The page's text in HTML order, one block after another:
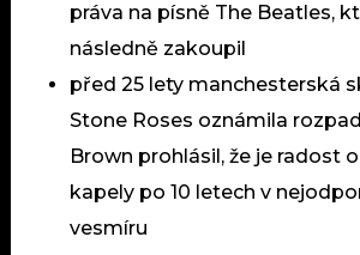
práva na písně The Beatles,
následně zakoupil
před 25 lety manchesterská
Stone Roses oznámila
Brown prohlásil, že je radost
kapely po 10 letech v
vesmíru